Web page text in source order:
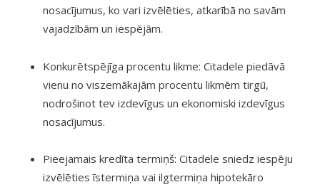
nosacījumus, ko vari izvēlēties, atkarībā no savām
vajadzībām un iespējām.
Konkurētspējīga procentu likme: Citadele piedāvā
vienu no viszemākajām procentu likmēm tirgū,
nodrošinot tev izdevīgus un ekonomiski izdevīgus
nosacījumus.
Pieejamais kredīta termiņš: Citadele sniedz iespēju
izvēlēties īstermiņa vai ilgtermiņa hipotekāro